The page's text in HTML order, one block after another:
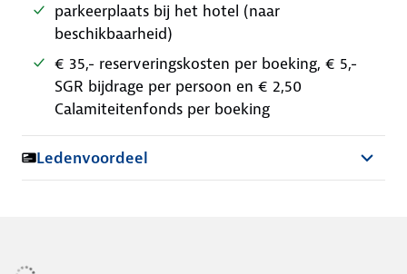
parkeerplaats bij het hotel (naar
beschikbaarheid)
€ 35,- reserveringskosten per boeking, € 5,-
SGR bijdrage per persoon en € 2,50
Calamiteitenfonds per boeking
Ledenvoordeel